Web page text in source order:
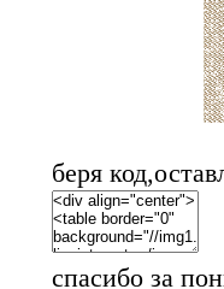
беря
спасибо за